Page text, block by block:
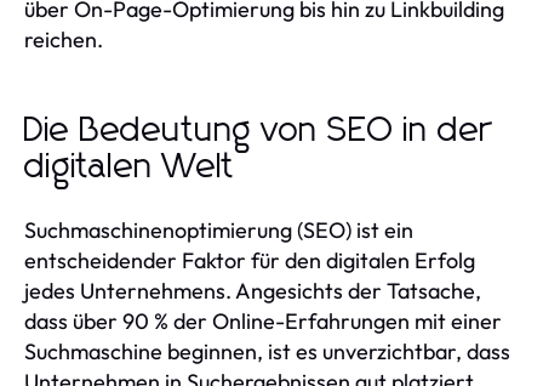
über On-Page-Optimierung bis hin zu Linkbuilding
reichen.
Die Bedeutung von SEO in der
digitalen Welt
Suchmaschinenoptimierung (SEO) ist ein
entscheidender Faktor für den digitalen Erfolg
jedes Unternehmens. Angesichts der Tatsache,
dass über 90 % der Online-Erfahrungen mit einer
Suchmaschine beginnen, ist es unverzichtbar, dass